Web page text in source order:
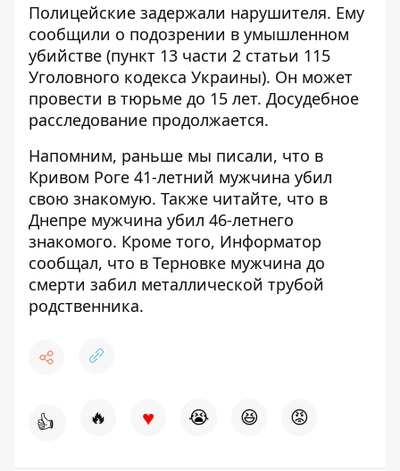
Полицейские задержали нарушителя. Ему
сообщили о подозрении в умышленном
убийстве (пункт 13 части 2 статьи 115
Уголовного кодекса Украины). Он может
провести в тюрьме до 15 лет. Досудебное
расследование продолжается.
Напомним, раньше мы писали, что в
Кривом Роге 41-летний мужчина убил
свою знакомую. Также читайте, что в
Днепре мужчина убил 46-летнего
знакомого. Кроме того, Информатор
сообщал, что в Терновке мужчина до
смерти забил металлической трубой
родственника.
👍 🔥 ♥ 😭 😆 😡